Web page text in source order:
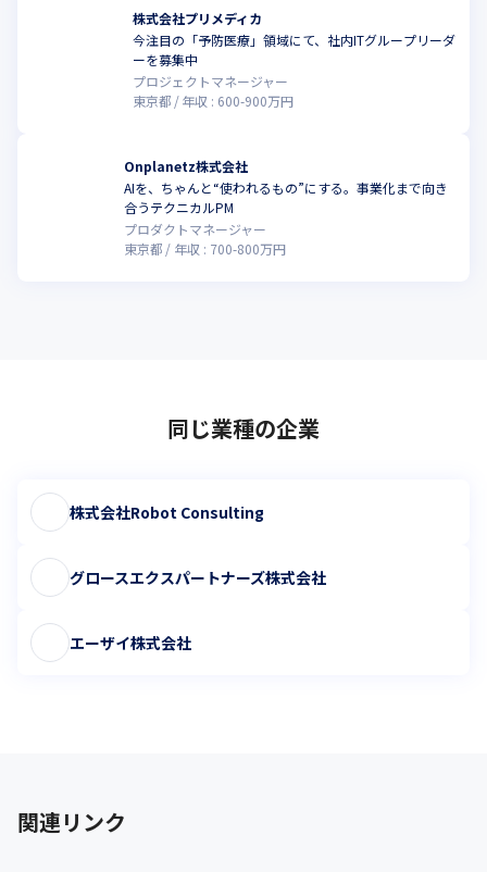
株式会社プリメディカ
今注目の「予防医療」領域にて、社内ITグループリーダ
ーを募集中
プロジェクトマネージャー
東京都
年収 : 600-900万円
Onplanetz株式会社
AIを、ちゃんと“使われるもの”にする。事業化まで向き
合うテクニカルPM
プロダクトマネージャー
東京都
年収 : 700-800万円
同じ業種の企業
株式会社Robot Consulting
グロースエクスパートナーズ株式会社
エーザイ株式会社
関連リンク